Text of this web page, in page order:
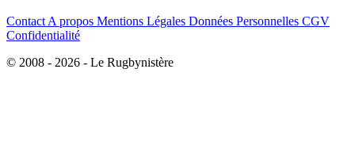
Contact A propos Mentions Légales Données Personnelles CGV
Confidentialité
© 2008 - 2026 - Le Rugbynistère